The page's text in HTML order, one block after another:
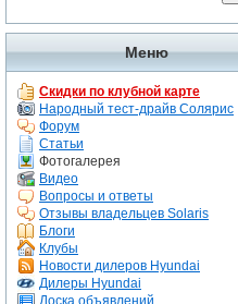
Меню
Скидки по клубной карте
Народный тест-драйв Солярис
Форум
Статьи
Фотогалерея
Видео
Вопросы и ответы
Отзывы владельцев Solaris
Блоги
Клубы
Новости дилеров Hyundai
Дилеры Hyundai
Доска объявлений